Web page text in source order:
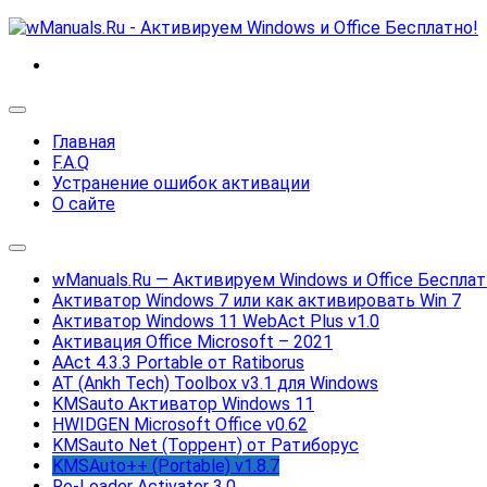
Перейти
содержанию
Развернуть
Главная
F.A.Q
Устранение ошибок активации
О сайте
Развернуть
wManuals.Ru — Активируем Windows и Office
Активатор Windows 7 или как активировать Win 7
Активатор Windows 11 WebAct Plus v1.0
Активация Office Microsoft – 2021
AAct 4.3.3 Portable от Ratiborus
AT (Ankh Tech) Toolbox v3.1 для Windows
KMSauto Активатор Windows 11
HWIDGEN Microsoft Office v0.62
KMSauto Net (Торрент) от Ратиборус
Текущая
KMSAuto++ (Portable) v1.8.7